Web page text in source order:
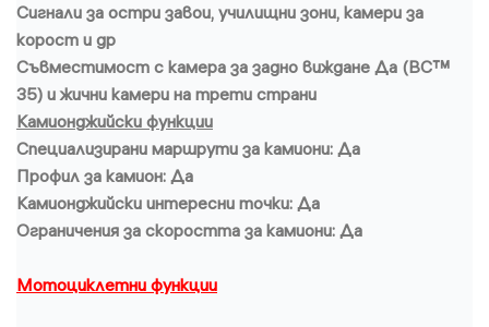
Сигнали за остри завои, училищни зони, камери за
корост и др
Съвместимост с камера за задно виждане Да (BC™
35) и жични камери на трети страни
Камионджийски функции
Специализирани маршрути за камиони: Да
Профил за камион: Да
Камионджийски интересни точки: Да
Ограничения за скоростта за камиони: Да
Мотоциклетни функции